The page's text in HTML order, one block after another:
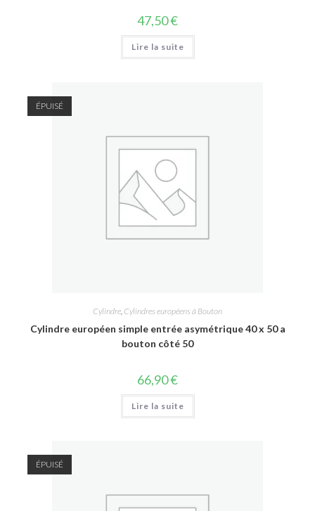
47,50€
Lire la suite
ÉPUISÉ
Cylindre Cylindres européens à Bouton
Cylindre européen simple entrée asymétrique 40 x 50 a
bouton côté 50
66,90€
Lire la suite
ÉPUISÉ